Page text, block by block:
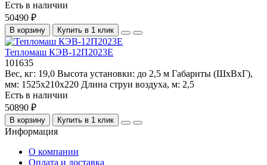
Есть в наличии
50490 ₽
В корзину Купить в 1 клик
Тепломаш КЭВ-12П2023Е
101635
Вес, кг: 19,0 Высота установки: до 2,5 м Габариты (ШхВхГ),
мм: 1525x210x220 Длина струи воздуха, м: 2,5
Есть в наличии
50890 ₽
В корзину Купить в 1 клик
Информация
О компании
Оплата и доставка